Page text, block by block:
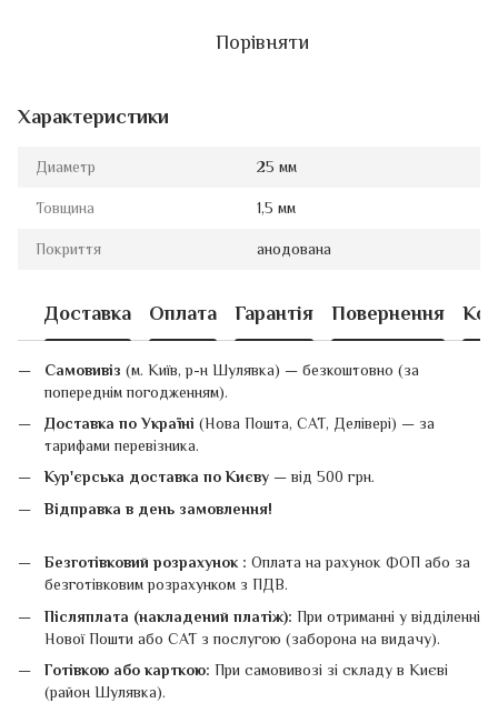
Порівняти
Характеристики
Диаметр 25 мм
Товщина 1,5 мм
Покриття анодована
Доставка Оплата Гарантія Повернення
Самовивіз (м. Київ, р-н Шулявка) — безкоштовно (за
попереднім погодженням).
Доставка по Україні (Нова Пошта, САТ, Делівері) — за
тарифами перевізника.
Кур'єрська доставка по Києву — від 500 грн.
Відправка в день замовлення!
Безготівковий розрахунок : Оплата на рахунок ФОП або за
безготівковим розрахунком з ПДВ.
Післяплата (накладений платіж): При отриманні у відділенні
Нової Пошти або САТ з послугою (заборона на видачу).
Готівкою або карткою: При самовивозі зі складу в Києві
(район Шулявка).